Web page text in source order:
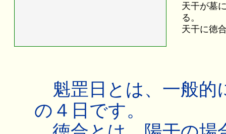
天干が墓
る。
天干に徳
魁罡日とは、一般的
の４日です。